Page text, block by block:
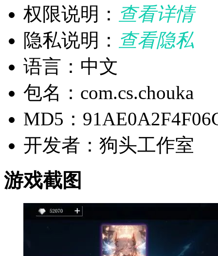
权限说明： 查看详情
隐私说明： 查看隐私
语言：中文
包名：com.cs.chouka
MD5：
开发者：狗头工作室
游戏截图